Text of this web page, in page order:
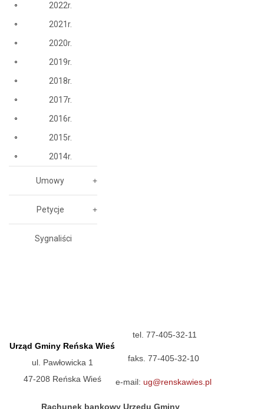
2022r.
2021r.
2020r.
2019r.
2018r.
2017r.
2016r.
2015r.
2014r.
Umowy
Petycje
Sygnaliści
Urząd Gminy Reńska Wieś
ul. Pawłowicka 1
47-208 Reńska Wieś
tel. 77-405-32-11
faks. 77-405-32-10
e-mail: ug@renskawies.pl
Rachunek bankowy Urzędu Gminy